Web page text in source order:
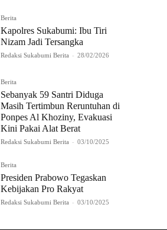
Berita
Kapolres Sukabumi: Ibu Tiri
Nizam Jadi Tersangka
Redaksi Sukabumi Berita - 28/02/2026
Berita
Sebanyak 59 Santri Diduga
Masih Tertimbun Reruntuhan di
Ponpes Al Khoziny, Evakuasi
Kini Pakai Alat Berat
Redaksi Sukabumi Berita - 03/10/2025
Berita
Presiden Prabowo Tegaskan
Kebijakan Pro Rakyat
Redaksi Sukabumi Berita - 03/10/2025